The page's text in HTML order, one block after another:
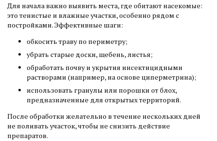
Для начала важно выявить места, где обитают насекомые:
это тенистые и влажные участки, особенно рядом с
постройками. Эффективные шаги:
обкосить траву по периметру;
убрать старые доски, щебень, листья;
обработать почву и укрытия инсектицидными
растворами (например, на основе циперметрина);
использовать гранулы или порошки от блох,
предназначенные для открытых территорий.
После обработки желательно в течение нескольких дней
не поливать участок, чтобы не снизить действие
препаратов.